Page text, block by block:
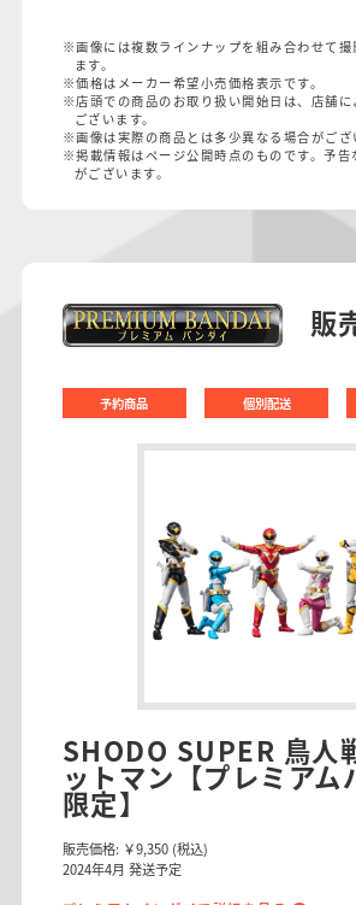
※画像には複数ラインナップを組み合わせて撮
ます。
※価格はメーカー希望小売価格表示です。
※店頭での商品のお取り扱い開始日は、店舗に
ございます。
※画像は実際の商品とは多少異なる場合がござ
※掲載情報はページ公開時点のものです。予告
がございます。
販
予約商品 個別配送
SHODO SUPER 鳥人
ットマン【プレミアム
限定】
販売価格: ￥9,350 (税込)
2024年4月 発送予定